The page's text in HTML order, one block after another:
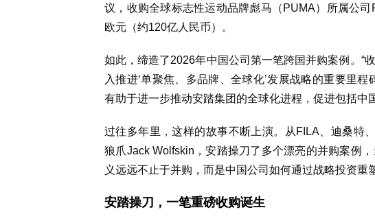
议，收购全球标志性运动品牌彪马（PUMA）所属公
欧元（约120亿人民币）。
如此，缔造了2026年中国公司第一笔跨国并购案例。“
入推进‘单聚焦、多品牌、全球化’发展战略的重要里
有助于进一步推动安踏集团的全球化进程，促进包括中
过往多年里，这样的故事不断上演。从FILA、迪桑特
狼爪Jack Wolfskin，安踏操刀了多个漂亮的并购案例
义远远不止于并购，而是中国公司如何通过战略投资重
安踏操刀，一笔重磅收购诞生